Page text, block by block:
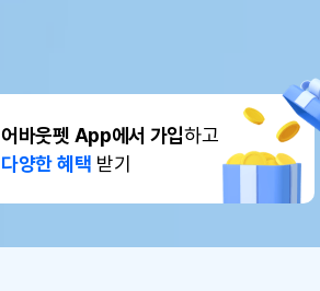
어바웃펫 App에서 가입하고
다양한 혜택 받기